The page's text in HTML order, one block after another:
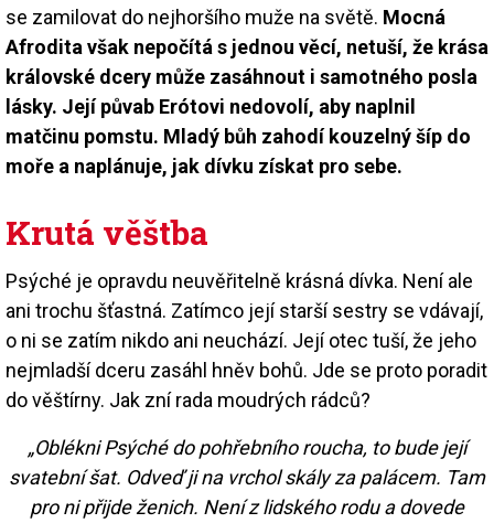
se zamilovat do nejhoršího muže na světě. Mocná
Afrodita však nepočítá s jednou věcí, netuší, že krása
královské dcery může zasáhnout i samotného posla
lásky. Její půvab Erótovi nedovolí, aby naplnil
matčinu pomstu. Mladý bůh zahodí kouzelný šíp do
moře a naplánuje, jak dívku získat pro sebe.
Krutá věštba
Psýché je opravdu neuvěřitelně krásná dívka. Není ale
ani trochu šťastná. Zatímco její starší sestry se vdávají,
o ni se zatím nikdo ani neuchází. Její otec tuší, že jeho
nejmladší dceru zasáhl hněv bohů. Jde se proto poradit
do věštírny. Jak zní rada moudrých rádců?
„Oblékni Psýché do pohřebního roucha, to bude její
svatební šat. Odveď ji na vrchol skály za palácem. Tam
pro ni přijde ženich. Není z lidského rodu a dovede